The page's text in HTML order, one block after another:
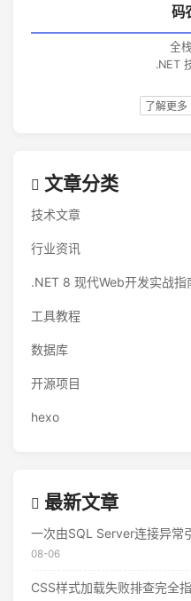
码
全
.NET
了解更多
文章分类
技术文章
行业资讯
.NET 8 现代Web开发实战指
工具教程
数据库
开源项目
hexo
最新文章
一次由SQL Server连接异常
08-06